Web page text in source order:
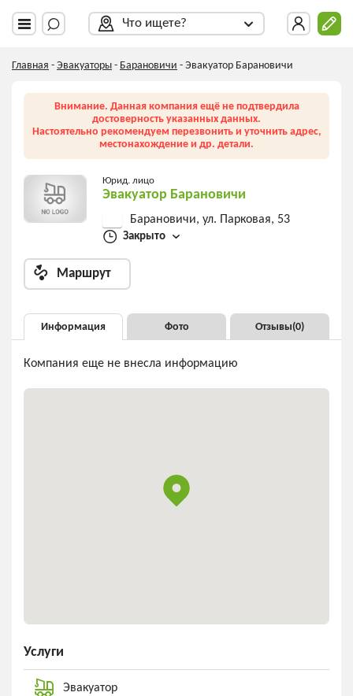
Что ищете?
Главная - Эвакуаторы - Барановичи - Эвакуатор Барановичи
Внимание. Данная компания ещё не подтвердила
достоверность указанных данных.
Настоятельно рекомендуем перезвонить и уточнить адрес,
местонахождение и др. детали.
Юрид. лицо
Эвакуатор Барановичи
Барановичи, ул. Парковая, 53
Закрыто
Маршрут
Информация Фото Отзывы(0)
Компания еще не внесла информацию
Услуги
Эвакуатор